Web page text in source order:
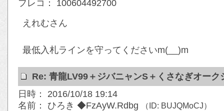
フレコ： 100604492700
えれむさん
最低入札ラインを守ってくださいm(__)m
Re: 青龍LV99＋ジバニャンS＋くさなぎオー
日時： 2016/10/18 19:14
名前： ひろき ◆FzAyW.Rdbg
（ID: BUJQMoCJ）